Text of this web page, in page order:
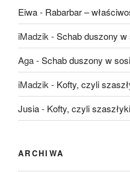
Eiwa- Rabarbar –
iMadzik -Schab duszony w
Aga-Schab duszony w
iMadzik - Kofty, czyli
Jusia- Kofty, czyli
ARCHIWA